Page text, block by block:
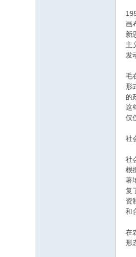
画
新
主
发
毛
形
的
这
仅
社
社
根
著
复
资
和
在
形